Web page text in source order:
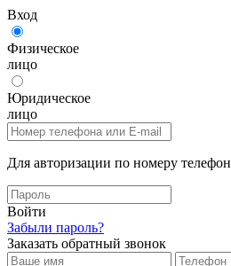
Вход
Физическое
лицо
Юридическое
лицо
Для авторизации по номеру
Войти
Забыли пароль?
Заказать обратный звонок